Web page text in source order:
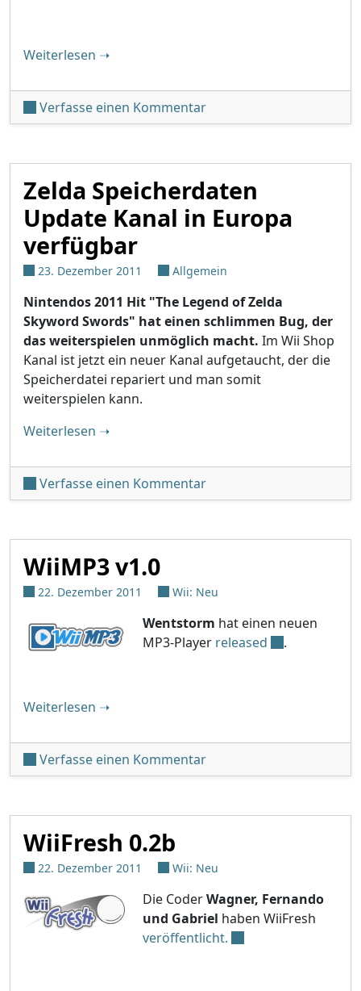
Weiterlesen "Settings Editor GUI 1.2"
➝
Verfasse einen Kommentarunter 'Settings Editor
Zelda Speicherdaten
Update Kanal in Europa
verfügbar
23. Dezember 2011 Allgemein
Nintendos 2011 Hit "The Legend of Zelda
Skyword Swords" hat einen schlimmen Bug, der
das weiterspielen unmöglich macht. Im Wii Shop
Kanal ist jetzt ein neuer Kanal aufgetaucht, der die
Speicherdatei repariert und man somit
weiterspielen kann.
Weiterlesen "Zelda Speicherdaten Update Kanal in
➝
Verfasse einen Kommentarunter 'Zelda
WiiMP3 v1.0
22. Dezember 2011 Wii: Neu
Wentstorm hat einen neuen
MP3-Player released .
Weiterlesen "WiiMP3 v1.0"
➝
Verfasse einen Kommentarunter 'WiiMP3 v1.0'
WiiFresh 0.2b
22. Dezember 2011 Wii: Neu
Die CoderWagner, Fernando
und Gabriel haben WiiFresh
veröffentlicht.